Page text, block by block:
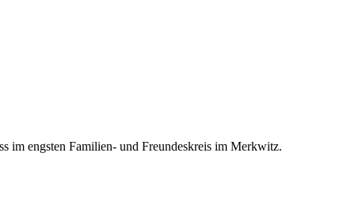
im engsten Familien- und Freundeskreis im Merkwitz.